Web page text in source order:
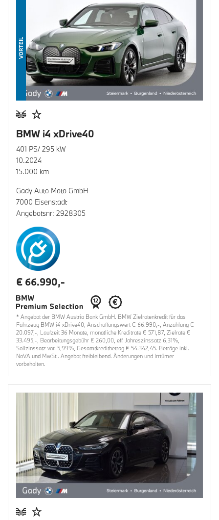
VORTEIL
BMW i4 xDrive40
401 PS/ 295 kW
10.2024
15.000 km
Gady Auto Moto GmbH
7000 Eisenstadt
Angebotsnr: 2928305
€ 66.990,-
* Angebot der BMW Austria Bank GmbH. BMW Zielratenkredit für das
Fahrzeug BMW i4 xDrive40, Anschaffungswert € 66.990,-, Anzahlung €
20.097,-, Laufzeit 36 Monate, monatliche Kreditrate € 571,87, Zielrate €
33.495,-, Bearbeitungsgebühr € 260,00, eff. Jahreszinssatz 6,31%,
Sollzinssatz var. 5,99%, Gesamtkreditbetrag € 54.342,45. Beträge inkl.
NoVA und MwSt.. Angebot freibleibend. Änderungen und Irrtümer
vorbehalten.